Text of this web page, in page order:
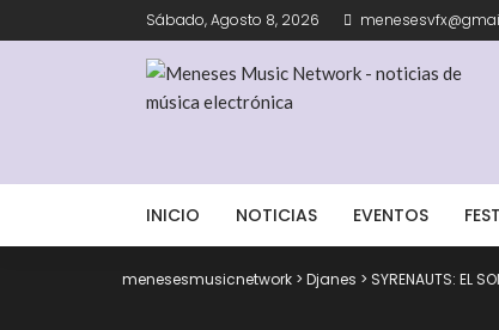
Sábado, Agosto 8, 2026
INICIO NOTICIAS EVENTOS
menesesmusicnetwork > Djanes > SYRENAUTS: EL